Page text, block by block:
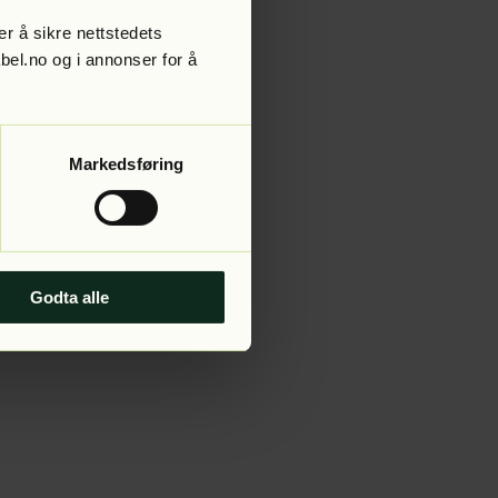
å sikre nettstedets
og i annonser for å
Markedsføring
Godta alle